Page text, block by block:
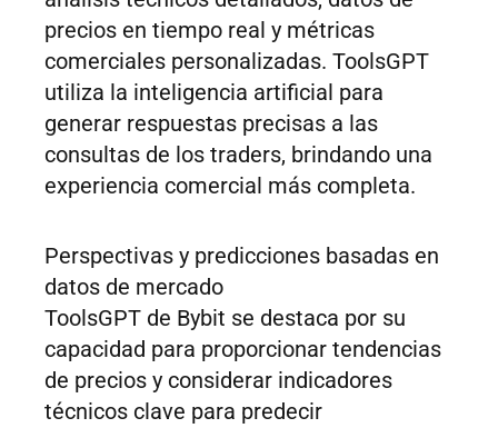
precios en tiempo real y métricas
comerciales personalizadas. ToolsGPT
utiliza la inteligencia artificial para
generar respuestas precisas a las
consultas de los traders, brindando una
experiencia comercial más completa.
Perspectivas y predicciones basadas en
datos de mercado
ToolsGPT de Bybit se destaca por su
capacidad para proporcionar tendencias
de precios y considerar indicadores
técnicos clave para predecir